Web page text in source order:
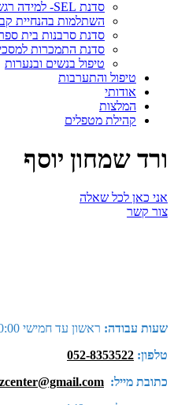
סדנת SEL- למידה רגשית חברתית
השתלמות בהנחיית
סדנת סרבנות בית
סדנת התמכרות
טיפול בנשים ובנערות
טיפול והתערבות
אודותי
המלצות
קהילת מטפלים
ורד שמחון יוסף
אני כאן לכל שאלה
צור קשר
שעות עבודה: ראשון עד חמישי 09:00-20:00
טלפון: 052-8353522
כתובת מייל: